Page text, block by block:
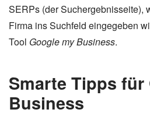
SERPs (der Suchergebnisseite),
Firma ins Suchfeld eingegeben
Tool Google my Business.
Smarte Tipps für
Business